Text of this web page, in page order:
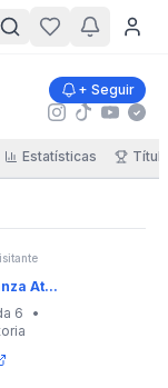
+ Seguir
Estatísticas
At...
6
•